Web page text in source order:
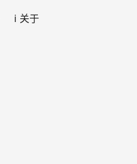
ℹ️ 关于